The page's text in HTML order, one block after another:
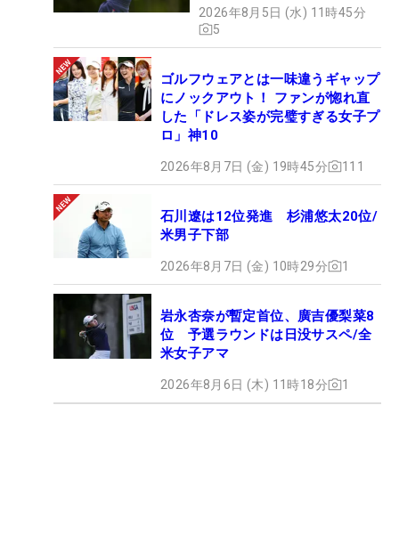
2026年8月5日 (水) 11時45分
5
ゴルフウェアとは一味違うギャップ
にノックアウト！ ファンが惚れ直
した「ドレス姿が完璧すぎる女子プ
ロ」神10
2026年8月7日 (金) 19時45分 111
石川遼は12位発進 杉浦悠太20位/
米男子下部
2026年8月7日 (金) 10時29分 1
岩永杏奈が暫定首位、廣吉優梨菜8
位 予選ラウンドは日没サスペ/全
米女子アマ
2026年8月6日 (木) 11時18分 1